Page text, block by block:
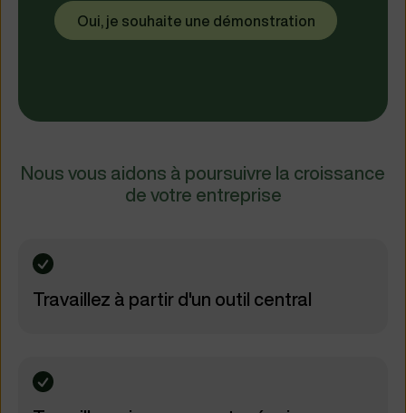
Oui, je souhaite une démonstration
Nous vous aidons à poursuivre la croissance
de votre entreprise
Travaillez à partir d'un outil central